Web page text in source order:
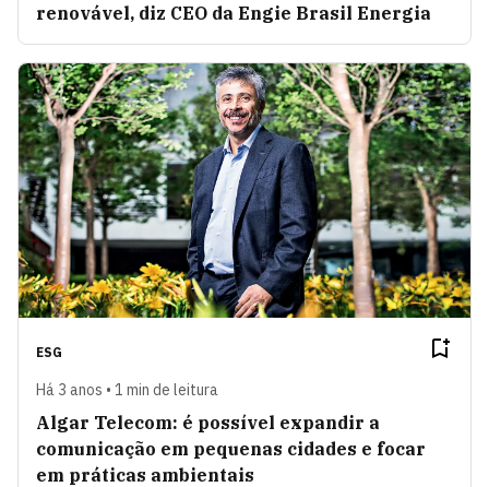
renovável, diz CEO da Engie Brasil Energia
ESG
Há 3 anos • 1 min de leitura
Algar Telecom: é possível expandir a
comunicação em pequenas cidades e focar
em práticas ambientais